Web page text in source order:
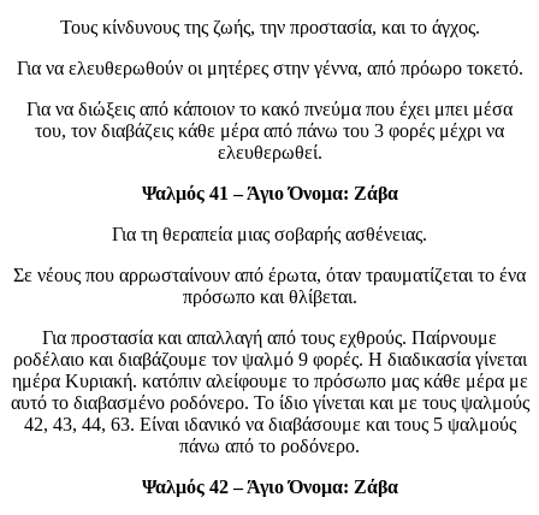
Τους κίνδυνους της ζωής, την προστασία, και το άγχος.
Για να ελευθερωθούν οι μητέρες στην γέννα, από πρόωρο τοκετό.
Για να διώξεις από κάποιον το κακό πνεύμα που έχει μπει μέσα
του, τον διαβάζεις κάθε μέρα από πάνω του 3 φορές μέχρι να
ελευθερωθεί.
Ψαλμός 41 – Άγιο Όνομα: Ζάβα
Για τη θεραπεία μιας σοβαρής ασθένειας.
Σε νέους που αρρωσταίνουν από έρωτα, όταν τραυματίζεται το ένα
πρόσωπο και θλίβεται.
Για προστασία και απαλλαγή από τους εχθρούς. Παίρνουμε
ροδέλαιο και διαβάζουμε τον ψαλμό 9 φορές. Η διαδικασία γίνεται
ημέρα Κυριακή. κατόπιν αλείφουμε το πρόσωπο μας κάθε μέρα με
αυτό το διαβασμένο ροδόνερο. Το ίδιο γίνεται και με τους ψαλμούς
42, 43, 44, 63. Είναι ιδανικό να διαβάσουμε και τους 5 ψαλμούς
πάνω από το ροδόνερο.
Ψαλμός 42 – Άγιο Όνομα: Ζάβα